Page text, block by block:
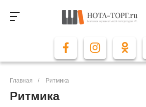
Главная / Ритмика
Ритмика